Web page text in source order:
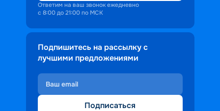
Ответим на ваш звонок ежедневно
с 8:00 до 21:00 по МСК
Подпишитесь на рассылку с
лучшими предложениями
Подписаться